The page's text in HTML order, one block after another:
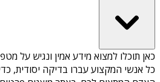
כאן תוכלו למצוא מידע אמין ונגיש על
כל אנשי המקצוע עברו בדיקה יסודית,